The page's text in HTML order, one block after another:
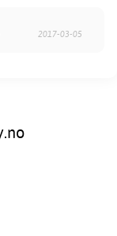
2017-03-05